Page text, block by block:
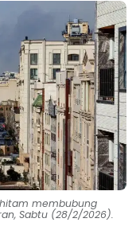
hitam membubung
Sabtu (28/2/2026).